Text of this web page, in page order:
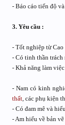
- Báo cáo tiến độ
3. Yêu cầu :
- Tốt nghiệp từ
- Có tinh thần
- Khả năng làm
- Nam có kinh
thất, các phụ kiện
- Có đam mê và
- Am hiểu về bản